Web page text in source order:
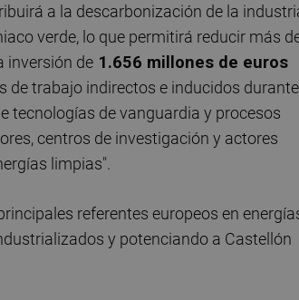
a la descarbonización de la
verde, lo que permitirá reducir más
inversión de 1.656 millones de euros
de trabajo indirectos e inducidos
tecnologías de vanguardia y procesos
centros de investigación y actores
limpias".
referentes europeos en
y potenciando a Castellón